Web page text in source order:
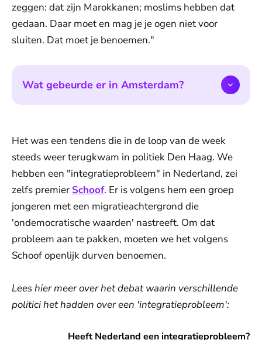
zeggen: dat zijn Marokkanen; moslims hebben dat
gedaan. Daar moet en mag je je ogen niet voor
sluiten. Dat moet je benoemen."
Wat gebeurde er in Amsterdam?
Het was een tendens die in de loop van de week
steeds weer terugkwam in politiek Den Haag. We
hebben een "integratieprobleem" in Nederland, zei
zelfs premier Schoof. Er is volgens hem een groep
jongeren met een migratieachtergrond die
'ondemocratische waarden' nastreeft. Om dat
probleem aan te pakken, moeten we het volgens
Schoof openlijk durven benoemen.
Lees hier meer over het debat waarin verschillende
politici het hadden over een 'integratieprobleem':
Heeft Nederland een integratieprobleem?
Heeft Nederland een integratieprobleem? 'Hierover